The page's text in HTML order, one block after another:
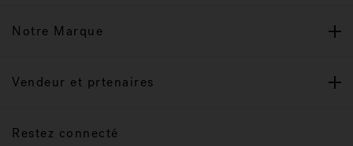
Notre Marque
Vendeur et prtenaires
Restez connecté